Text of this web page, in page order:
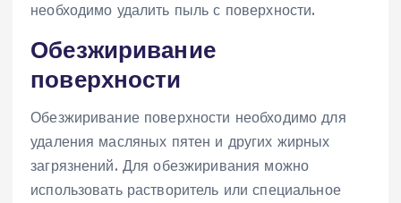
необходимо удалить пыль с поверхности.
Обезжиривание
поверхности
Обезжиривание поверхности необходимо для
удаления масляных пятен и других жирных
загрязнений. Для обезжиривания можно
использовать растворитель или специальное